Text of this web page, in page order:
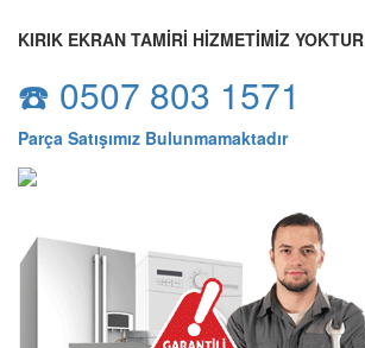
KIRIK EKRAN TAMİRİ HİZMETİMİZ YOKTUR
☎️ 0507 803 1571
Parça Satışımız Bulunmamaktadır